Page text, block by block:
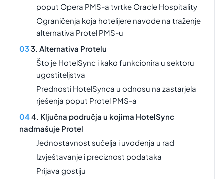
poput Opera PMS-a tvrtke Oracle Hospitality
Ograničenja koja hotelijere navode na traženje
alternativa Protel PMS-u
3. Alternativa Protelu
Što je HotelSync i kako funkcionira u sektoru
ugostiteljstva
Prednosti HotelSynca u odnosu na zastarjela
rješenja poput Protel PMS-a
4. Ključna područja u kojima HotelSync
nadmašuje Protel
Jednostavnost sučelja i uvođenja u rad
Izvještavanje i preciznost podataka
Prijava gostiju